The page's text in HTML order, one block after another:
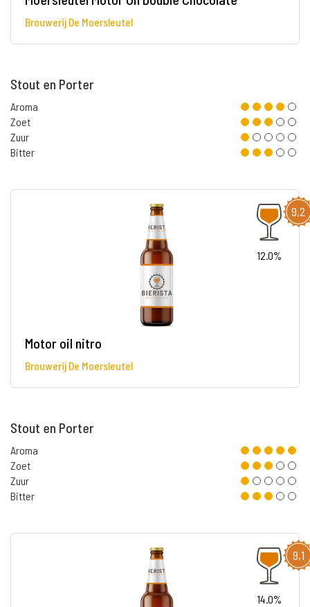
Brouwerij De Moersleutel
Stout en Porter
Aroma
Zoet
Zuur
Bitter
9,2
12.0%
Motor oil nitro
Brouwerij De Moersleutel
Stout en Porter
Aroma
Zoet
Zuur
Bitter
9,1
14.0%